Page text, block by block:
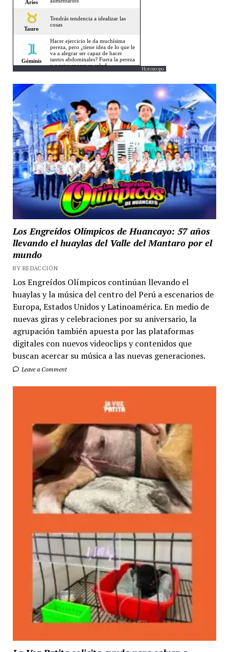
Horoscopo
Los Engreídos Olímpicos de Huancayo: 57 años
llevando el huaylas del Valle del Mantaro por el
mundo
BY REDACCIÓN
Los Engreídos Olímpicos continúan llevando el
huaylas y la música del centro del Perú a escenarios de
Europa, Estados Unidos y Latinoamérica. En medio de
nuevas giras y celebraciones por su aniversario, la
agrupación también apuesta por las plataformas
digitales con nuevos videoclips y contenidos que
buscan acercar su música a las nuevas generaciones.
Leave a Comment